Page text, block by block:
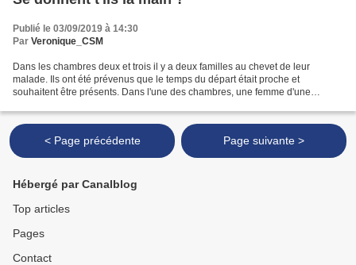
Publié le 03/09/2019 à 14:30
Par Veronique_CSM
Dans les chambres deux et trois il y a deux familles au chevet de leur
malade. Ils ont été prévenus que le temps du départ était proche et
souhaitent être présents. Dans l'une des chambres, une femme d'une
< Page précédente Page suivante >
Hébergé par Canalblog
Top articles
Pages
Contact